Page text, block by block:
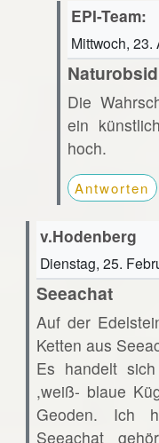
EPI-Team:
Mittwoch,
Die
ein
hoch.
Antworten
v.Hodenberg
Dienstag, 25.
Seeachat
Auf der
Ketten aus
Es handelt
,weiß- blaue
Geoden. Ich
Seeachat